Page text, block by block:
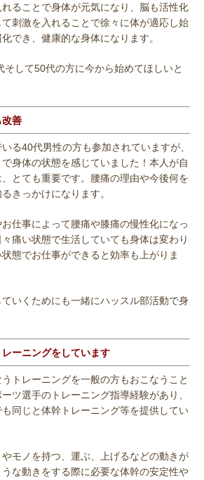
ることで身体が元気になり、脳も活性化
刺激を入れることで徐々に体が適応し始
でき、健康的な身体になります。
そして50代の方に今から始めてほしいと
改善
る40代男性の方も参加されていますが、
身体の状態を感じていました！本人が自
とても重要です。腰痛の理由や今後何を
きっかけになります。
仕事によって腰痛や膝痛の慢性化になっ
痛い状態で生活していても身体は変わり
態でお仕事ができると効率も上がりま
いくためにも一緒にハッスル部活動で身
ーニングをしています
トレーニングを一般の方もおこなうこと
ツ選手のトレーニング指導経験があり、
同じと体幹トレーニング等を提供してい
モノを持つ、運ぶ、上げるなどの動きが
な動きをする際に必要な体幹の安定性や